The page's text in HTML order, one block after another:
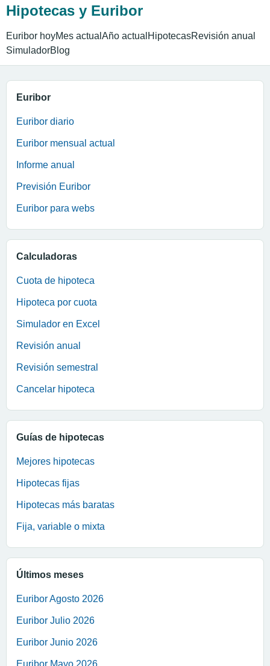
Hipotecas y Euribor
Euribor hoyMes actual Año actual HipotecasRevisión anual
SimuladorBlog
Euribor
Euribor diario
Euribor mensual actual
Informe anual
Previsión Euribor
Euribor para webs
Calculadoras
Cuota de hipoteca
Hipoteca por cuota
Simulador en Excel
Revisión anual
Revisión semestral
Cancelar hipoteca
Guías de hipotecas
Mejores hipotecas
Hipotecas fijas
Hipotecas más baratas
Fija, variable o mixta
Últimos meses
Euribor Agosto 2026
Euribor Julio 2026
Euribor Junio 2026
Euribor Mayo 2026